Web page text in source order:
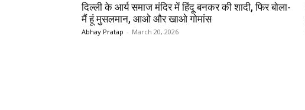
दिल्ली के आर्य समाज मंदिर में हिंदू बनकर की शादी, फिर बोला-
मैं हूं मुसलमान, आओ और खाओ गोमांस
Abhay Pratap - March 20, 2026